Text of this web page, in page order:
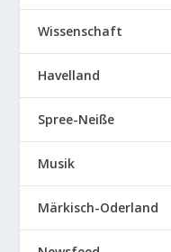
Wissenschaft
Havelland
Spree-Neiße
Musik
Märkisch-Oderland